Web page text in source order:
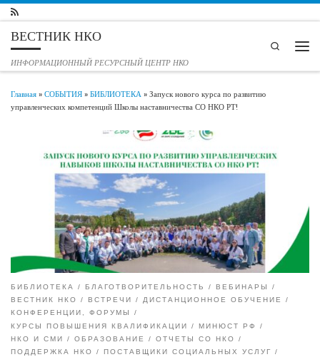
Перейти к содержимому
ВЕСТНИК НКО
ИНФОРМАЦИОННЫЙ РЕСУРСНЫЙ ЦЕНТР НКО
Search
Главная»СОБЫТИЯ»БИБЛИОТЕКА»Запуск нового курса по развитию
управленческих компетенций Школы наставничества СО НКО РТ!
БИБЛИОТЕКА БЛАГОТВОРИТЕЛЬНОСТЬ
ВЕБИНАРЫ
ВЕСТНИК НКО
ВСТРЕЧИ
ДИСТАНЦИОННОЕ ОБУЧЕНИЕ
КОНФЕРЕНЦИИ, ФОРУМЫ
КУРСЫ ПОВЫШЕНИЯ КВАЛИФИКАЦИИ
МИНЮСТ РФ
НКО И СМИ
ОБРАЗОВАНИЕ
ОТЧЕТЫ СО НКО
ПОДДЕРЖКА НКО
ПОСТАВЩИКИ СОЦИАЛЬНЫХ УСЛУГ